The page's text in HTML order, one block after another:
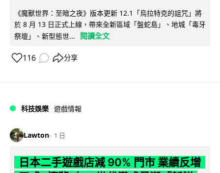
《魔獸世界：至暗之夜》版本更新 12.1「烏拉特克的詛咒」將
於 8 月 13 日正式上線，帶來全新區域「盤蛇島」、地城「毒牙
祭壇」、新型態世...
閱讀全文
116 分享
科技娛樂 遊戲情報
Lawton 1 日
日本二手遊戲店減 90% 門市 業績反增